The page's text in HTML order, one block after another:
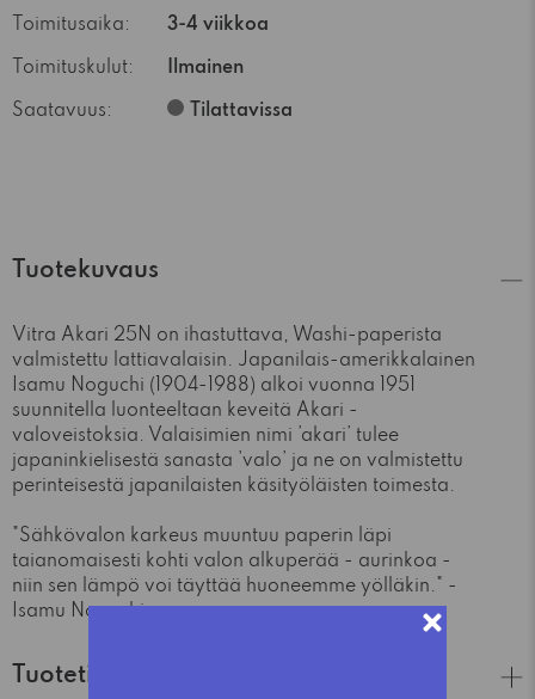
Toimitusaika: 3-4 viikkoa
Toimituskulut: Ilmainen
Saatavuus: Tilattavissa
Tuotekuvaus
Vitra Akari 25N on ihastuttava, Washi-paperista
valmistettu lattiavalaisin. Japanilais-amerikkalainen
Isamu Noguchi (1904-1988) alkoi vuonna 1951
suunnitella luonteeltaan keveitä Akari -
valoveistoksia. Valaisimien nimi ’akari’ tulee
japaninkielisestä sanasta ’valo’ ja ne on valmistettu
perinteisestä japanilaisten käsityöläisten toimesta.
"Sähkövalon karkeus muuntuu paperin läpi
taianomaisesti kohti valon alkuperää - aurinkoa -
niin sen lämpö voi täyttää huoneemme yölläkin." -
Isamu Noguchi
Tuotetiedot